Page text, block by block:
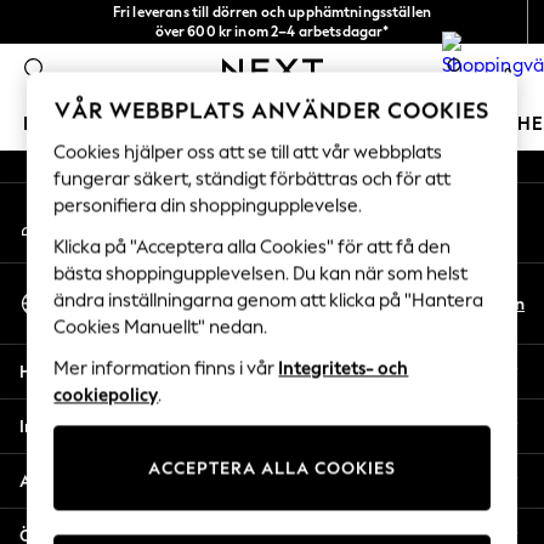
Fri leverans till dörren och upphämtningsställen
över 600 kr inom 2–4 arbetsdagar*
0
FLICKOR POJKAR BABY DAMER HERRAR
GIRLS
New In
50 - 92cm
98 - 110cm
116 - 134cm
140 - 174cm
Trending: Top & Short Sets
Trending: Clogs
All Clothing
Coats & Jackets
Sweatshirts & Hoodies
An error occurred on client
Våra sociala nätverk
Mitt konto
Logga in på ditt konto
Välj Språk
Svenska
Sv En
Hjälp
Integritet & Juridik
Avdelningar
Övriga tjänster
VÅR WEBBPLATS ANVÄNDER COOKIES
Cookies hjälper oss att se till att vår webbplats
fungerar säkert, ständigt förbättras och för att
personifiera din shoppingupplevelse.
Klicka på "Acceptera alla Cookies" för att få den
bästa shoppingupplevelsen. Du kan när som helst
ändra inställningarna genom att klicka på "Hantera
Cookies Manuellt" nedan.
Mer information finns i vår Integritets- och
cookiepolicy.
ACCEPTERA ALLA COOKIES